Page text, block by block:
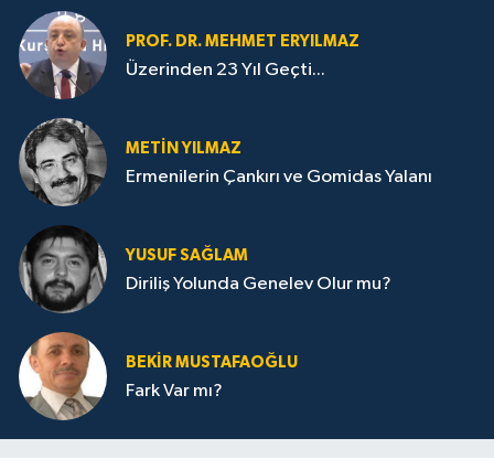
PROF. DR. MEHMET ERYILMAZ
Üzerinden 23 Yıl Geçti...
METIN YILMAZ
Ermenilerin Çankırı ve Gomidas Yalanı
YUSUF SAĞLAM
Diriliş Yolunda Genelev Olur mu?
BEKIR MUSTAFAOĞLU
Fark Var mı?